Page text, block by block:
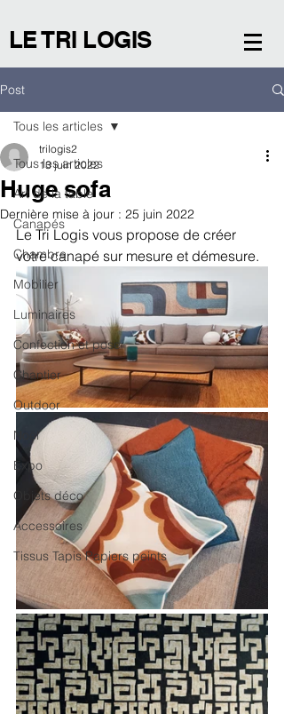
LE TRI LOGIS
Post
Tous les articles
Art de la table
Canapés
Chambre
Mobilier
Luminaires
Confection et pose
Chantier
Outdoor
Noël
Expo
Objets déco
Accessoires
Tissus Tapis Papiers peints
Tous les articles
Huge sofa
trilogis2
13 juin 2022
Dernière mise à jour : 25 juin 2022
Le Tri Logis vous propose de créer
votre canapé sur mesure et démesure.